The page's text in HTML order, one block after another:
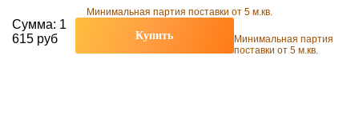
Минимальная партия поставки от 5 м.кв.
Сумма: 1
615 руб
Купить
Минимальная партия
поставки от 5 м.кв.